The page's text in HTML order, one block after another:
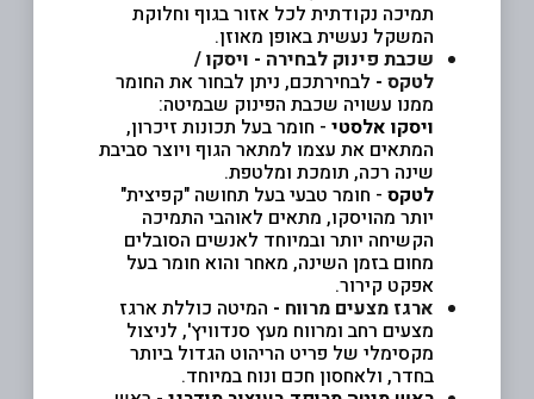
תמיכה נקודתית לכל אזור בגוף וחלוקת
המשקל נעשית באופן מאוזן.
שכבת פינוק לבחירה - ויסקו /
לטקס - לבחירתכם, ניתן לבחור את החומר
ממנו עשויה שכבת הפינוק שבמיטה:
ויסקו אלסטי - חומר בעל תכונות זיכרון,
המתאים את עצמו למתאר הגוף ויוצר סביבת
שינה רכה, תומכת ומלטפת.
לטקס - חומר טבעי בעל תחושה "קפיצית"
יותר מהויסקו, מתאים לאוהבי התמיכה
הקשיחה יותר ובמיוחד לאנשים הסובלים
מחום בזמן השינה, מאחר והוא חומר בעל
אפקט קירור.
ארגז מצעים מרווח - המיטה כוללת ארגז
מצעים רחב ומרווח מעץ סנדוויץ', לניצול
מקסימלי של פריט הריהוט הגדול ביותר
בחדר, ולאחסון חכם ונוח במיוחד.